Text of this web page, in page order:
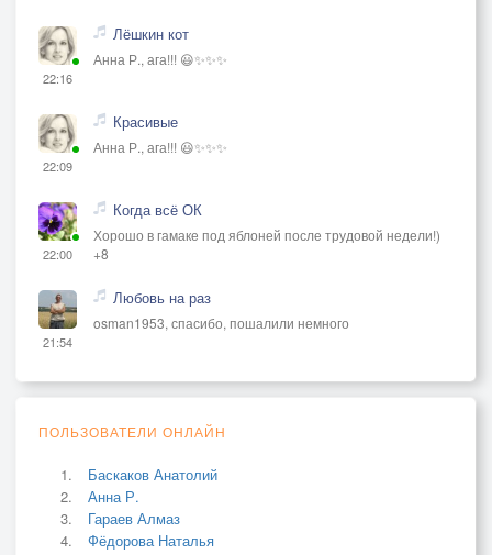
22:16
Лёшкин кот
Анна Р., ага!!! 😃✨✨✨
22:09
Красивые
Анна Р., ага!!! 😃✨✨✨
22:00
Когда всё ОК
Хорошо в гамаке под яблоней после трудовой недели!)
+8
21:54
Любовь на раз
osman1953, спасибо, пошалили немного
ПОЛЬЗОВАТЕЛИ ОНЛАЙН
Баскаков Анатолий
Анна Р.
Гараев Алмаз
Фёдорова Наталья